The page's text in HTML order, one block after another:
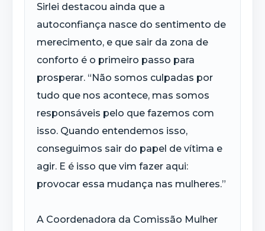
Sirlei destacou ainda que a
autoconfiança nasce do sentimento de
merecimento, e que sair da zona de
conforto é o primeiro passo para
prosperar. “Não somos culpadas por
tudo que nos acontece, mas somos
responsáveis pelo que fazemos com
isso. Quando entendemos isso,
conseguimos sair do papel de vítima e
agir. E é isso que vim fazer aqui:
provocar essa mudança nas mulheres.”
A Coordenadora da Comissão Mulher